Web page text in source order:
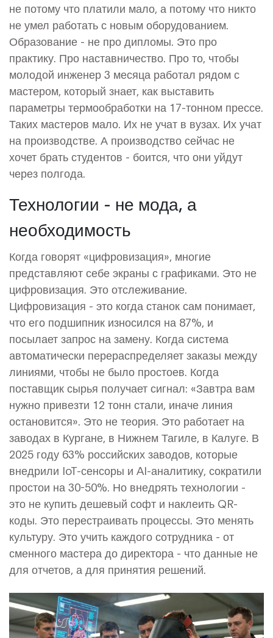
не потому что платили мало, а потому что никто
не умел работать с новым оборудованием.
Образование - не про дипломы. Это про
практику. Про наставничество. Про то, чтобы
молодой инженер 3 месяца работал рядом с
мастером, который знает, как выставить
параметры термообработки на 17-тонном прессе.
Таких мастеров мало. Их не учат в вузах. Их учат
на производстве. А производство сейчас не
хочет брать студентов - боится, что они уйдут
через полгода.
Технологии - не мода, а
необходимость
Когда говорят «цифровизация», многие
представляют себе экраны с графиками. Это не
цифровизация. Это отслеживание.
Цифровизация - это когда станок сам понимает,
что его подшипник износился на 87%, и
посылает запрос на замену. Когда система
автоматически перераспределяет заказы между
линиями, чтобы не было простоев. Когда
поставщик сырья получает сигнал: «Завтра вам
нужно привезти 12 тонн стали, иначе линия
остановится». Это не теория. Это работает на
заводах в Кургане, в Нижнем Тагиле, в Калуге. В
2025 году 63% российских заводов, которые
внедрили IoT-сенсоры и AI-аналитику, сократили
простои на 30-50%. Но внедрять технологии -
это не купить дешевый софт и наклеить QR-
коды. Это перестраивать процессы. Это менять
культуру. Это учить каждого сотрудника - от
сменного мастера до директора - что данные не
для отчетов, а для принятия решений.